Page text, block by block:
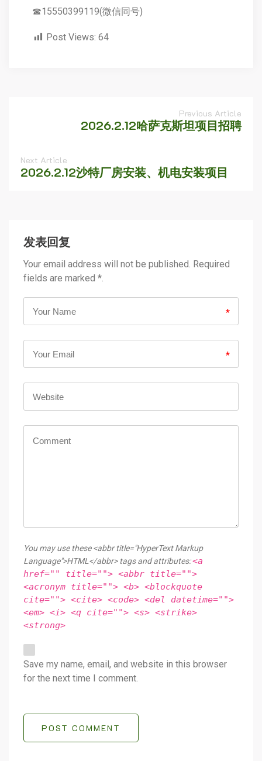
☎15550399119(微信同号)
Post Views: 64
Previous Article
2026.2.12哈萨克斯坦项目招聘
Next Article
2026.2.12沙特厂房安装、机电安装项目
发表回复
Your email address will not be published. Required
fields are marked *.
*
*
You may use these <abbr title="HyperText Markup
Language">HTML</abbr> tags and attributes:<a
href="" title=""> <abbr title="">
<acronym title=""> <b> <blockquote
cite=""> <cite> <code> <del datetime="">
<em> <i> <q cite=""> <s> <strike>
<strong>
Save my name, email, and website in this browser
for the next time I comment.
POST COMMENT